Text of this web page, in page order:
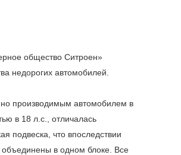
общество Ситроен»
недорогих автомобилей.
производимым автомобилем в
в 18 л.с., отличалась
подвеска, что впоследствии
в одном блоке. Все